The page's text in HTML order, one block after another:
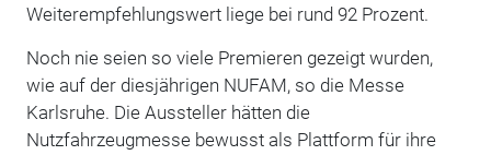
Weiterempfehlungswert liege bei rund 92 Prozent.
Noch nie seien so viele Premieren gezeigt wurden,
wie auf der diesjährigen NUFAM, so die Messe
Karlsruhe. Die Aussteller hätten die
Nutzfahrzeugmesse bewusst als Plattform für ihre